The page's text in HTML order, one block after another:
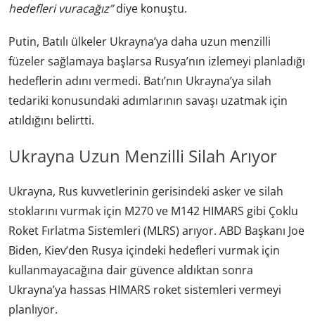
hedefleri vuracağız”diye konuştu.
Putin, Batılı ülkeler Ukrayna’ya daha uzun menzilli
füzeler sağlamaya başlarsa Rusya’nın izlemeyi planladığı
hedeflerin adını vermedi. Batı’nın Ukrayna’ya silah
tedariki konusundaki adımlarının savaşı uzatmak için
atıldığını belirtti.
Ukrayna Uzun Menzilli Silah Arıyor
Ukrayna, Rus kuvvetlerinin gerisindeki asker ve silah
stoklarını vurmak için M270 ve M142 HIMARS gibi Çoklu
Roket Fırlatma Sistemleri (MLRS) arıyor. ABD Başkanı Joe
Biden, Kiev’den Rusya içindeki hedefleri vurmak için
kullanmayacağına dair güvence aldıktan sonra
Ukrayna’ya hassas HIMARS roket sistemleri vermeyi
planlıyor.